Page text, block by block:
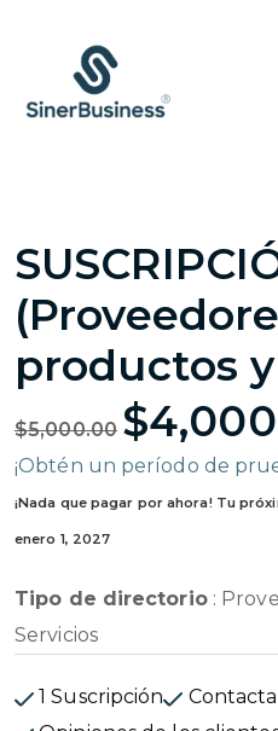
productos
$5,000.00 $
¡Obtén un período de
¡Nada que pagar por ahora! Tu
enero 1, 2027
Tipo de directorio:
Servicios
1 Suscripción